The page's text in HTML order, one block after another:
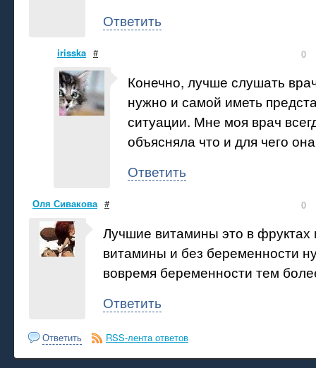
Ответить
irisska # 0
Конечно, лучше слушать
нужно и самой иметь
ситуации. Мне моя врач
объясняла что и для чего
Ответить
Оля Сивакова # 0
Лучшие витамины это в
витамины и без беременности
вовремя беременности тем
Ответить
Ответить RSS-лента ответов